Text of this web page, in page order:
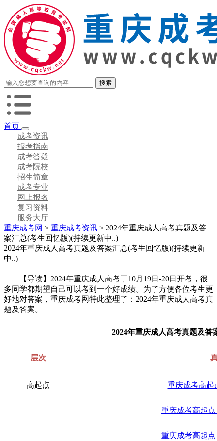
首页
成考资讯
报考指南
成考答疑
成考院校
招生简章
成考专业
网上报名
复习资料
服务大厅
重庆成考网 > 重庆成考资讯 > 2024年重庆成人高考真题及答
案汇总(考生回忆版)(持续更新中..)
2024年重庆成人高考真题及答案汇总(考生回忆版)(持续更新
中..)
【导读】2024年重庆成人高考于10月19日-20日开考，很
多同学都期望自己可以考到一个好成绩。为了方便各位考生更
好地对答案，重庆成考网特此整理了：2024年重庆成人高考真
题及答案。
2024年重庆成人高考真题及答
层次
高起点 重庆成考高起
重庆成考高起
重庆成考高起